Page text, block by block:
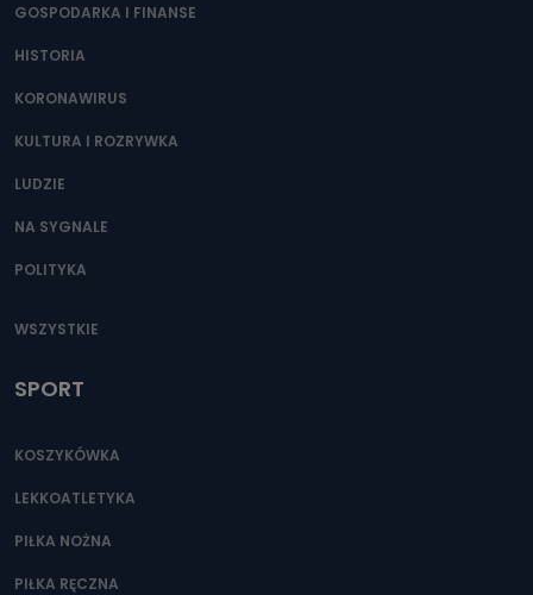
GOSPODARKA I FINANSE
HISTORIA
KORONAWIRUS
KULTURA I ROZRYWKA
LUDZIE
NA SYGNALE
POLITYKA
WSZYSTKIE
SPORT
KOSZYKÓWKA
LEKKOATLETYKA
PIŁKA NOŻNA
PIŁKA RĘCZNA